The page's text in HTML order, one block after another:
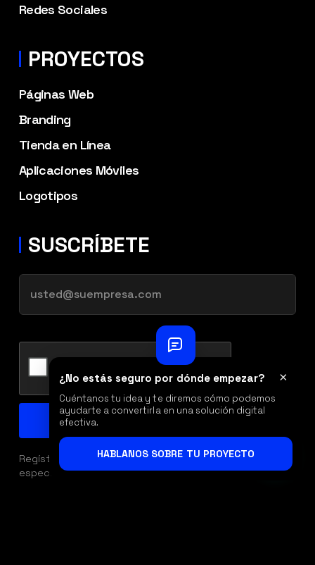
Redes Sociales
PROYECTOS
Páginas Web
Branding
Tienda en Línea
Aplicaciones Móviles
Logotipos
SUSCRÍBETE
Regístrate con tu correo y obtén acceso a ofertas
especiales, descuentos y beneficios exclusivos.
×
¿No estás seguro por dónde empezar?
Cuéntanos tu idea y te diremos cómo podemos
ayudarte a convertirla en una solución digital
efectiva.
HABLANOS SOBRE TU PROYECTO